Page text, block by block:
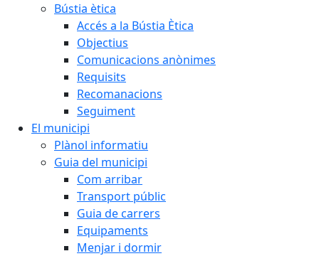
Bústia ètica
Accés a la Bústia Ètica
Objectius
Comunicacions anònimes
Requisits
Recomanacions
Seguiment
El municipi
Plànol informatiu
Guia del municipi
Com arribar
Transport públic
Guia de carrers
Equipaments
Menjar i dormir